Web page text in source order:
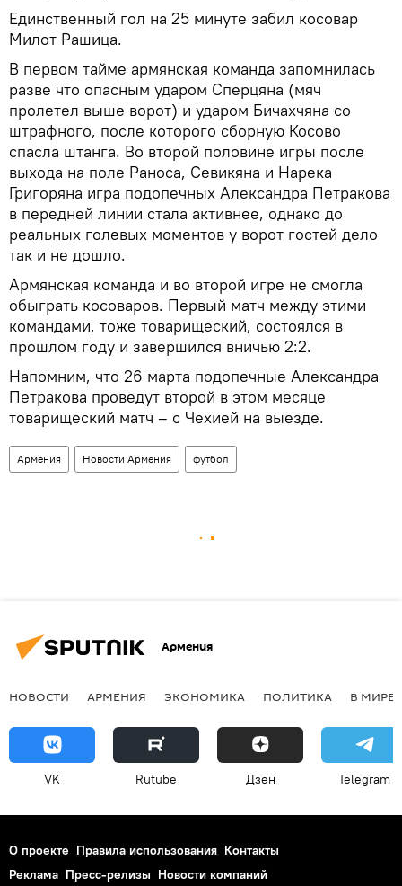
Единственный гол на 25 минуте забил косовар
Милот Рашица.
В первом тайме армянская команда запомнилась
разве что опасным ударом Сперцяна (мяч
пролетел выше ворот) и ударом Бичахчяна со
штрафного, после которого сборную Косово
спасла штанга. Во второй половине игры после
выхода на поле Раноса, Севикяна и Нарека
Григоряна игра подопечных Александра Петракова
в передней линии стала активнее, однако до
реальных голевых моментов у ворот гостей дело
так и не дошло.
Армянская команда и во второй игре не смогла
обыграть косоваров. Первый матч между этими
командами, тоже товарищеский, состоялся в
прошлом году и завершился вничью 2:2.
Напомним, что 26 марта подопечные Александра
Петракова проведут второй в этом месяце
товарищеский матч – с Чехией на выезде.
Армения Новости Армения футбол
Армения
НОВОСТИ АРМЕНИЯ ЭКОНОМИКА ПОЛИТИКА В МИРЕ
VK Rutube Дзен Telegram
О проекте Правила использования Контакты
Реклама Пресс-релизы Новости компаний